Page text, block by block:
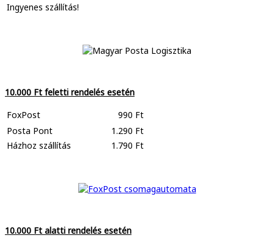
Ingyenes szállítás!
10.000 Ft feletti rendelés esetén
FoxPost
990 Ft
Posta Pont
1.290 Ft
Házhoz szállítás
1.790 Ft
10.000 Ft alatti rendelés esetén